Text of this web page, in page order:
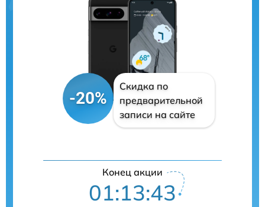
-20%
Скидка по
предварительной
записи на сайте
Конец акции
01:13:42